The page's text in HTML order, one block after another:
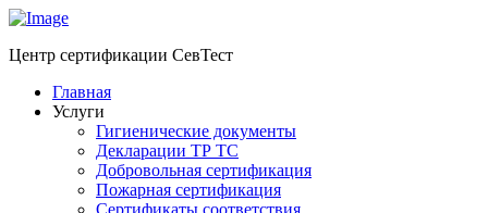
Центр сертификации СевТест
Главная
Услуги
Гигиенические документы
Декларации ТР ТС
Добровольная сертификация
Пожарная сертификация
Сертификаты соответствия